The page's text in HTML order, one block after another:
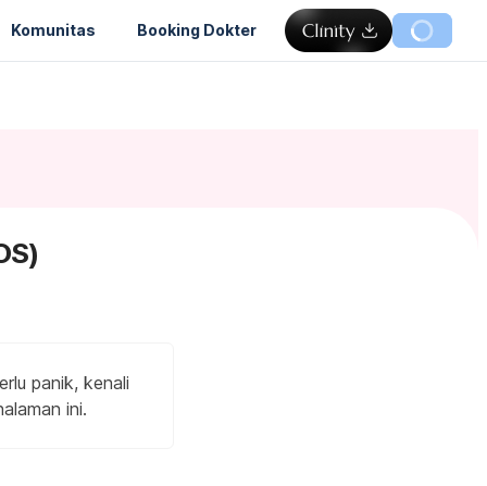
Komunitas Booking Dokter
panik, kenali
ini.